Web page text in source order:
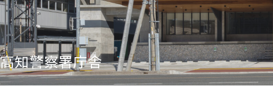
高知警察署庁舎